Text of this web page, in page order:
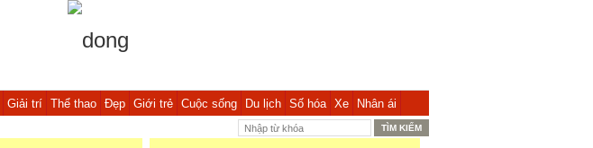
Giải trí Thể thao Đẹp Giới trẻ Cuộc sống Du lịch Số hóa Xe Nhân ái